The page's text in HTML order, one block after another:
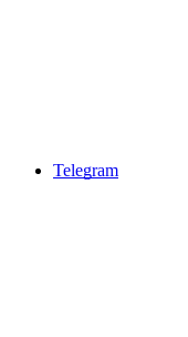
Telegram